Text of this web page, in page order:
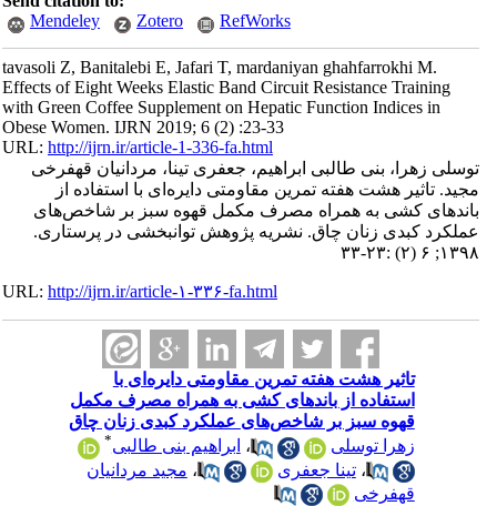
Mendeley
Zotero RefWorks
tavasoli Z, Banitalebi E, Jafari T, mardaniyan ghahfarrokhi M.
Effects of Eight Weeks Elastic Band Circuit Resistance Training
with Green Coffee Supplement on Hepatic Function Indices in
Obese Women. IJRN 2019; 6 (2) :23-33
URL:http://ijrn.ir/article-1-336-fa.html
توسلی زهرا، بنی طالبی ابراهیم، جعفری تینا، مردانیان قهفرخی
مجید. تاثیر هشت هفته تمرین مقاومتی دایره‌ای با استفاده از
باندهای کشی به همراه مصرف مکمل قهوه‌ سبز بر شاخص‌های
عملکرد کبدی زنان چاق. نشریه پژوهش توانبخشی در پرستاری.
۱۳۹۸; ۶ (۲) :۲۳-۳۳
URL:http://ijrn.ir/article-۱-۳۳۶-fa.html
تاثیر هشت هفته تمرین مقاومتی دایره‌ای با
استفاده از باندهای کشی به همراه مصرف مکمل
قهوه‌ سبز بر شاخص‌های عملکرد کبدی زنان چاق
زهرا توسلی
،ابراهیم بنی طالبی
،تینا جعفری ،مجید مردانیان
قهفرخی